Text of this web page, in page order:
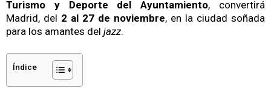
Turismo y Deporte del Ayuntamiento, convertirá
Madrid, del 2 al 27 de noviembre, en la ciudad soñada
para los amantes del jazz.
Índice